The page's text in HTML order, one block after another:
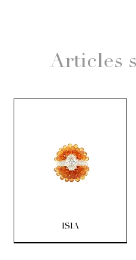
Articles
ISIA